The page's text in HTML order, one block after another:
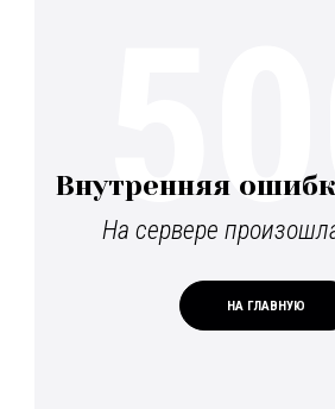
Внутренняя
На сервере
НА ГЛАВНУЮ